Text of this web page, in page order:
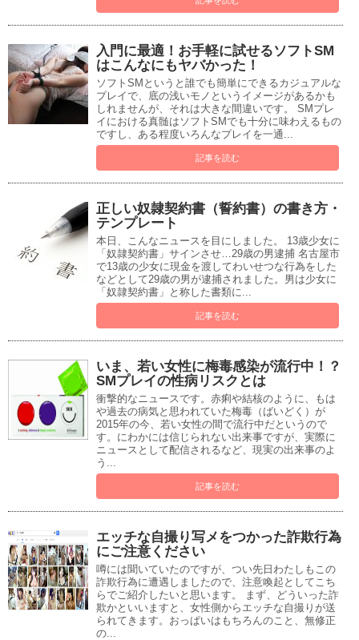
入門に最適！お手軽に試せるソフトSM
はこんなにもヤバかった！
ソフトSMというと誰でも簡単にできるカジュアルな
プレイで、底の浅いモノというイメージがあるかも
しれませんが、それは大きな間違いです。 SMプレ
イにおける真髄はソフトSMでも十分に味わえるもの
ですし、ある程度いろんなプレイを一通...
記事を読む
正しい奴隷契約書（誓約書）の書き方・
テンプレート
本日、こんなニュースを目にしました。 13歳少女に
「奴隷契約書」サインさせ…29歳の男逮捕 名古屋市
で13歳の少女に現金を渡してわいせつな行為をした
などとして29歳の男が逮捕されました。男は少女に
「奴隷契約書」と称した書類に...
記事を読む
いま、若い女性に梅毒感染が流行中！？
SMプレイの性病リスクとは
衝撃的なニュースです。赤痢や結核のように、もは
や過去の病気と思われていた梅毒（ばいどく）が
2015年の今、若い女性の間で流行中だというので
す。にわかには信じられない出来事ですが、実際に
ニュースとして配信されるなど、現実の出来事のよ
う...
記事を読む
エッチな自撮り写メをつかった詐欺行為
にご注意ください
噂には聞いていたのですが、つい先日わたしもこの
詐欺行為に遭遇しましたので、注意喚起としてこち
らでご紹介したいと思います。 まず、どういった詐
欺かといいますと、女性側からエッチな自撮りが送
られてきます。おっぱいはもちろんのこと、無修正
の...